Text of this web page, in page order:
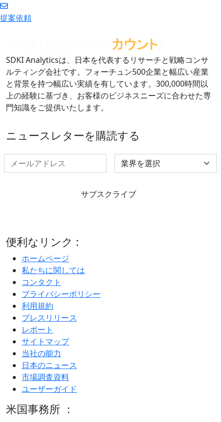
提案依頼
SDKI Analyticsは、日本を代表するリサーチと戦略コンサ
ルティング会社です。フォーチュン500企業と幅広い産業
と背景を持つ幅広い実績を有しています。300,000時間以
上の経験に基づき、お客様のビジネスニーズに合わせた専
門知識をご提供いたします。
ニュースレターを購読する
Select Industry
サブスクライブ
便利なリンク :
ホームページ
私たちに関しては
コンタクト
プライバシーポリシー
利用規約
プレスリリース
レポート
サイトマップ
当社の能力
日本のニュース
市場調査資料
ユーザーガイド
米国事務所 ：